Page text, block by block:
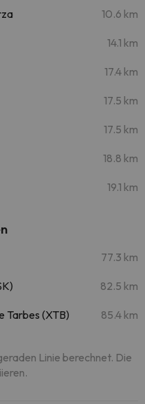
10.6 km
14.1 km
17.4 km
17.5 km
17.5 km
18.8 km
19.1 km
77.3 km
82.5 km
Tarbes (XTB) 85.4 km
Linie berechnet. Die